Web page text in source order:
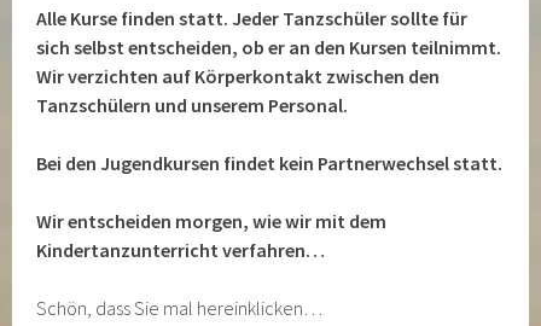
Alle Kurse finden statt. Jeder Tanzschüler sollte für
sich selbst entscheiden, ob er an den Kursen teilnimmt.
Wir verzichten auf Körperkontakt zwischen den
Tanzschülern und unserem Personal.
Bei den Jugendkursen findet kein Partnerwechsel statt.
Wir entscheiden morgen, wie wir mit dem
Kindertanzunterricht verfahren…
Schön, dass Sie mal hereinklicken…